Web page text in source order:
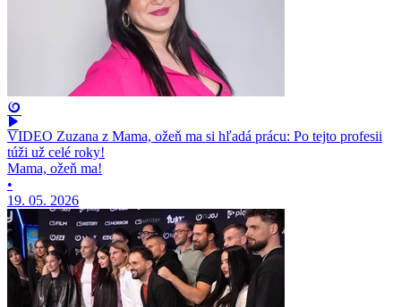
VIDEO Zuzana z Mama, ožeň ma si hľadá prácu: Po tejto profesii
túži už celé roky!
Mama, ožeň ma!
•
19. 05. 2026